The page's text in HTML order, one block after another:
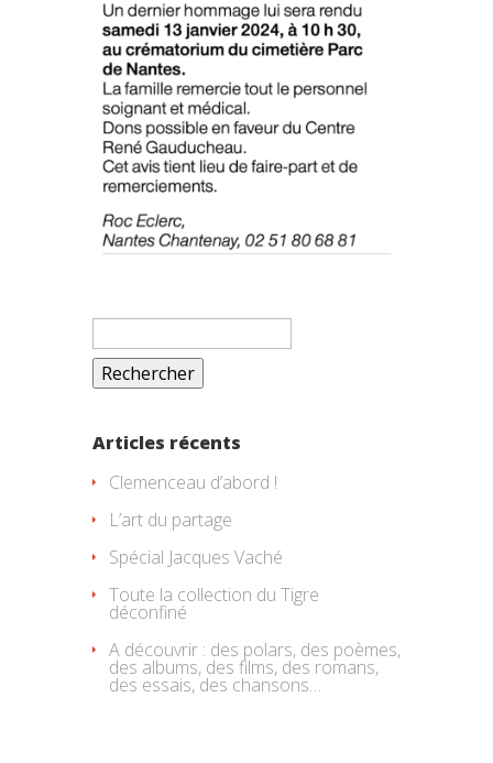
Rechercher :
Articles récents
Clemenceau d’abord !
L’art du partage
Spécial Jacques Vaché
Toute la collection du Tigre
déconfiné
A découvrir : des polars, des poèmes,
des albums, des films, des romans,
des essais, des chansons…